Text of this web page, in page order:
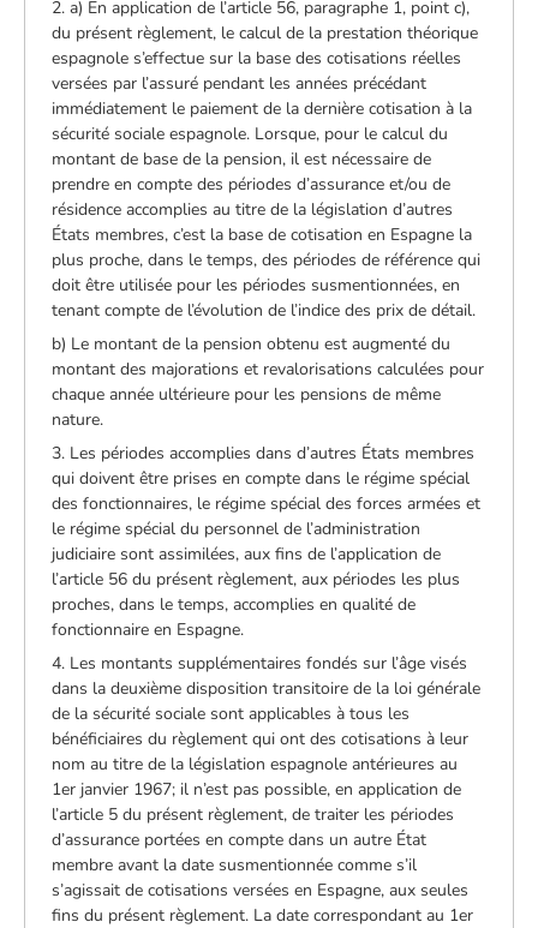
2. a) En application de l’article 56, paragraphe 1, point c),
du présent règlement, le calcul de la prestation théorique
espagnole s’effectue sur la base des cotisations réelles
versées par l’assuré pendant les années précédant
immédiatement le paiement de la dernière cotisation à la
sécurité sociale espagnole. Lorsque, pour le calcul du
montant de base de la pension, il est nécessaire de
prendre en compte des périodes d’assurance et/ou de
résidence accomplies au titre de la législation d’autres
États membres, c’est la base de cotisation en Espagne la
plus proche, dans le temps, des périodes de référence qui
doit être utilisée pour les périodes susmentionnées, en
tenant compte de l’évolution de l’indice des prix de détail.
b) Le montant de la pension obtenu est augmenté du
montant des majorations et revalorisations calculées pour
chaque année ultérieure pour les pensions de même
nature.
3. Les périodes accomplies dans d’autres États membres
qui doivent être prises en compte dans le régime spécial
des fonctionnaires, le régime spécial des forces armées et
le régime spécial du personnel de l’administration
judiciaire sont assimilées, aux fins de l’application de
l’article 56 du présent règlement, aux périodes les plus
proches, dans le temps, accomplies en qualité de
fonctionnaire en Espagne.
4. Les montants supplémentaires fondés sur l’âge visés
dans la deuxième disposition transitoire de la loi générale
de la sécurité sociale sont applicables à tous les
bénéficiaires du règlement qui ont des cotisations à leur
nom au titre de la législation espagnole antérieures au
1er janvier 1967; il n’est pas possible, en application de
l’article 5 du présent règlement, de traiter les périodes
d’assurance portées en compte dans un autre État
membre avant la date susmentionnée comme s’il
s’agissait de cotisations versées en Espagne, aux seules
fins du présent règlement. La date correspondant au 1er